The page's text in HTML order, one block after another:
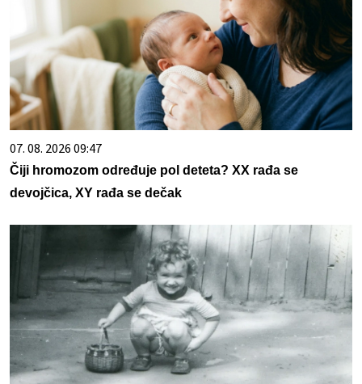
07. 08. 2026 09:47
Čiji hromozom određuje pol deteta? XX rađa se
devojčica, XY rađa se dečak